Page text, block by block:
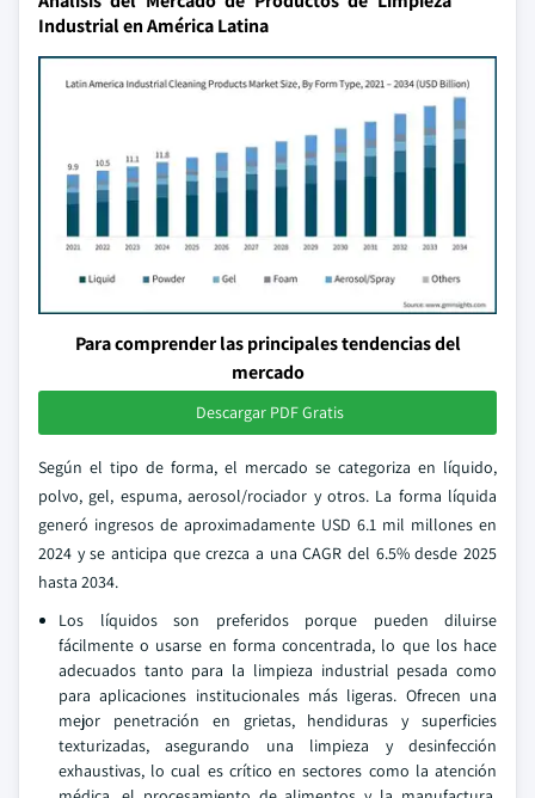
Industrial en América Latina
Para comprender las principales tendencias del
mercado
Descargar PDF Gratis
Según el tipo de forma, el mercado se categoriza en líquido,
polvo, gel, espuma, aerosol/rociador y otros. La forma líquida
generó ingresos de aproximadamente USD 6.1 mil millones en
2024 y se anticipa que crezca a una CAGR del 6.5% desde 2025
hasta 2034.
Los líquidos son preferidos porque pueden diluirse
fácilmente o usarse en forma concentrada, lo que los hace
adecuados tanto para la limpieza industrial pesada como
para aplicaciones institucionales más ligeras. Ofrecen una
mejor penetración en grietas, hendiduras y superficies
texturizadas, asegurando una limpieza y desinfección
exhaustivas, lo cual es crítico en sectores como la atención